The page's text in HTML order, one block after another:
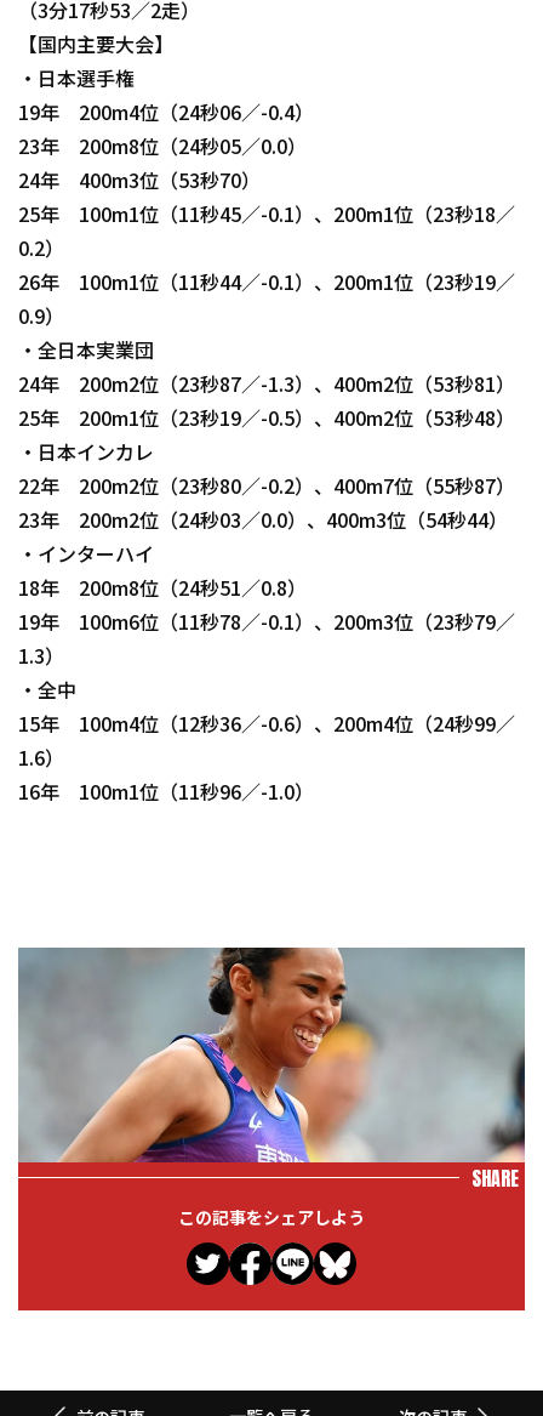
（3分17秒53／2走）
【国内主要大会】
・日本選手権
19年 200m4位（24秒06／-0.4）
23年 200m8位（24秒05／0.0）
24年 400m3位（53秒70）
25年 100m1位（11秒45／-0.1）、200m1位（23秒18／
0.2）
26年 100m1位（11秒44／-0.1）、200m1位（23秒19／
0.9）
・全日本実業団
24年 200m2位（23秒87／-1.3）、400m2位（53秒81）
25年 200m1位（23秒19／-0.5）、400m2位（53秒48）
・日本インカレ
22年 200m2位（23秒80／-0.2）、400m7位（55秒87）
23年 200m2位（24秒03／0.0）、400m3位（54秒44）
・インターハイ
18年 200m8位（24秒51／0.8）
19年 100m6位（11秒78／-0.1）、200m3位（23秒79／
1.3）
・全中
15年 100m4位（12秒36／-0.6）、200m4位（24秒99／
1.6）
16年 100m1位（11秒96／-1.0）
SHARE
この記事をシェアしよう